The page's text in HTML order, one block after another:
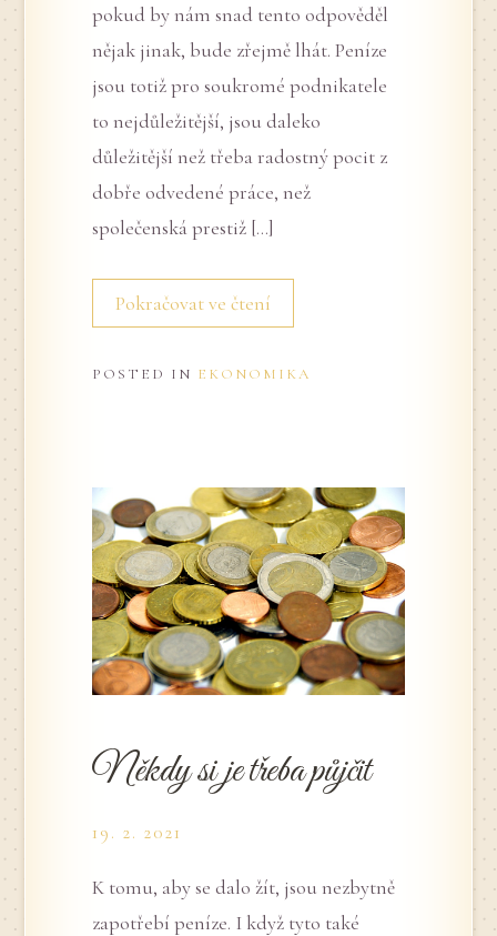
pokud by nám snad tento odpověděl
nějak jinak, bude zřejmě lhát. Peníze
jsou totiž pro soukromé podnikatele
to nejdůležitější, jsou daleko
důležitější než třeba radostný pocit z
dobře odvedené práce, než
společenská prestiž […]
Pokračovat ve čtení
POSTED IN EKONOMIKA
Někdy si je třeba půjčit
19. 2. 2021
K tomu, aby se dalo žít, jsou nezbytně
zapotřebí peníze. I když tyto také